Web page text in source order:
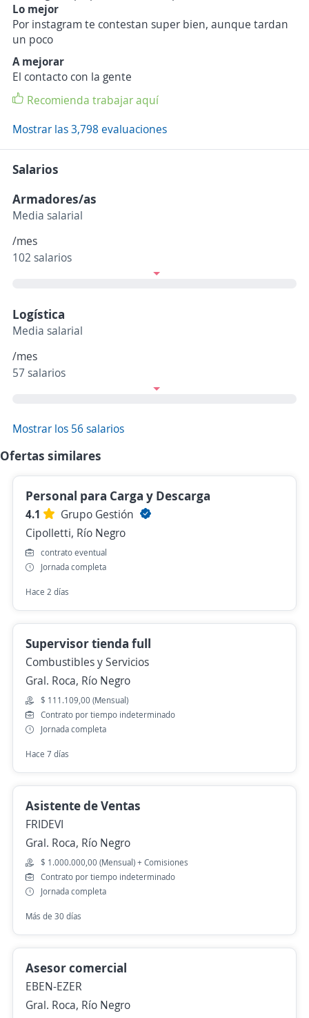
Lo mejor
Por instagram te contestan super bien, aunque tardan
un poco
A mejorar
El contacto con la gente
Recomienda trabajar aquí
Mostrar las 3,798 evaluaciones
Salarios
Armadores/as
Media salarial
/mes
102 salarios
Logística
Media salarial
/mes
57 salarios
Mostrar los 56 salarios
Ofertas similares
Personal para Carga y Descarga
4.1
Grupo Gestión
Cipolletti, Río Negro
contrato eventual
Jornada completa
Hace 2 días
Supervisor tienda full
Combustibles y Servicios
Gral. Roca, Río Negro
$ 111.109,00 (Mensual)
Contrato por tiempo indeterminado
Jornada completa
Hace 7 días
Asistente de Ventas
FRIDEVI
Gral. Roca, Río Negro
$ 1.000.000,00 (Mensual) + Comisiones
Contrato por tiempo indeterminado
Jornada completa
Más de 30 días
Asesor comercial
EBEN-EZER
Gral. Roca, Río Negro